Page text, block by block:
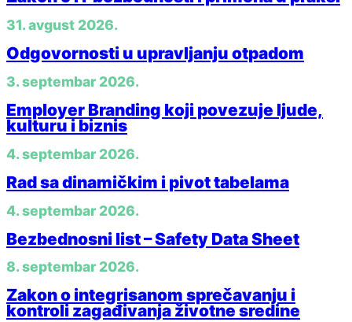
31. avgust 2026.
Odgovornosti u upravljanju otpadom
3. septembar 2026.
Employer Branding koji povezuje ljude,
kulturu i biznis
4. septembar 2026.
Rad sa dinamičkim i pivot tabelama
4. septembar 2026.
Bezbednosni list – Safety Data Sheet
8. septembar 2026.
Zakon o integrisanom sprečavanju i
kontroli zagađivanja životne sredine